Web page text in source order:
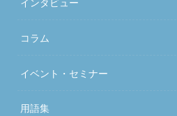
インタビュー
コラム
イベント・セミナー
用語集